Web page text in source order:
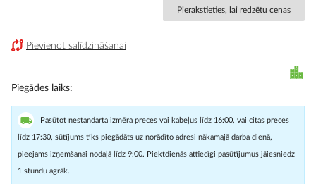
Pierakstieties, lai redzētu cenas
Pievienot salīdzināšanai
Piegādes laiks
Pasūtot nestandarta izmēra preces vai kabeļus līdz 16:00, vai citas preces
līdz 17:30, sūtījums tiks piegādāts uz norādīto adresi nākamajā darba dienā,
pieejams izņemšanai nodaļā līdz 9:00. Piektdienās attiecīgi pasūtījumus jāiesniedz
1 stundu agrāk.